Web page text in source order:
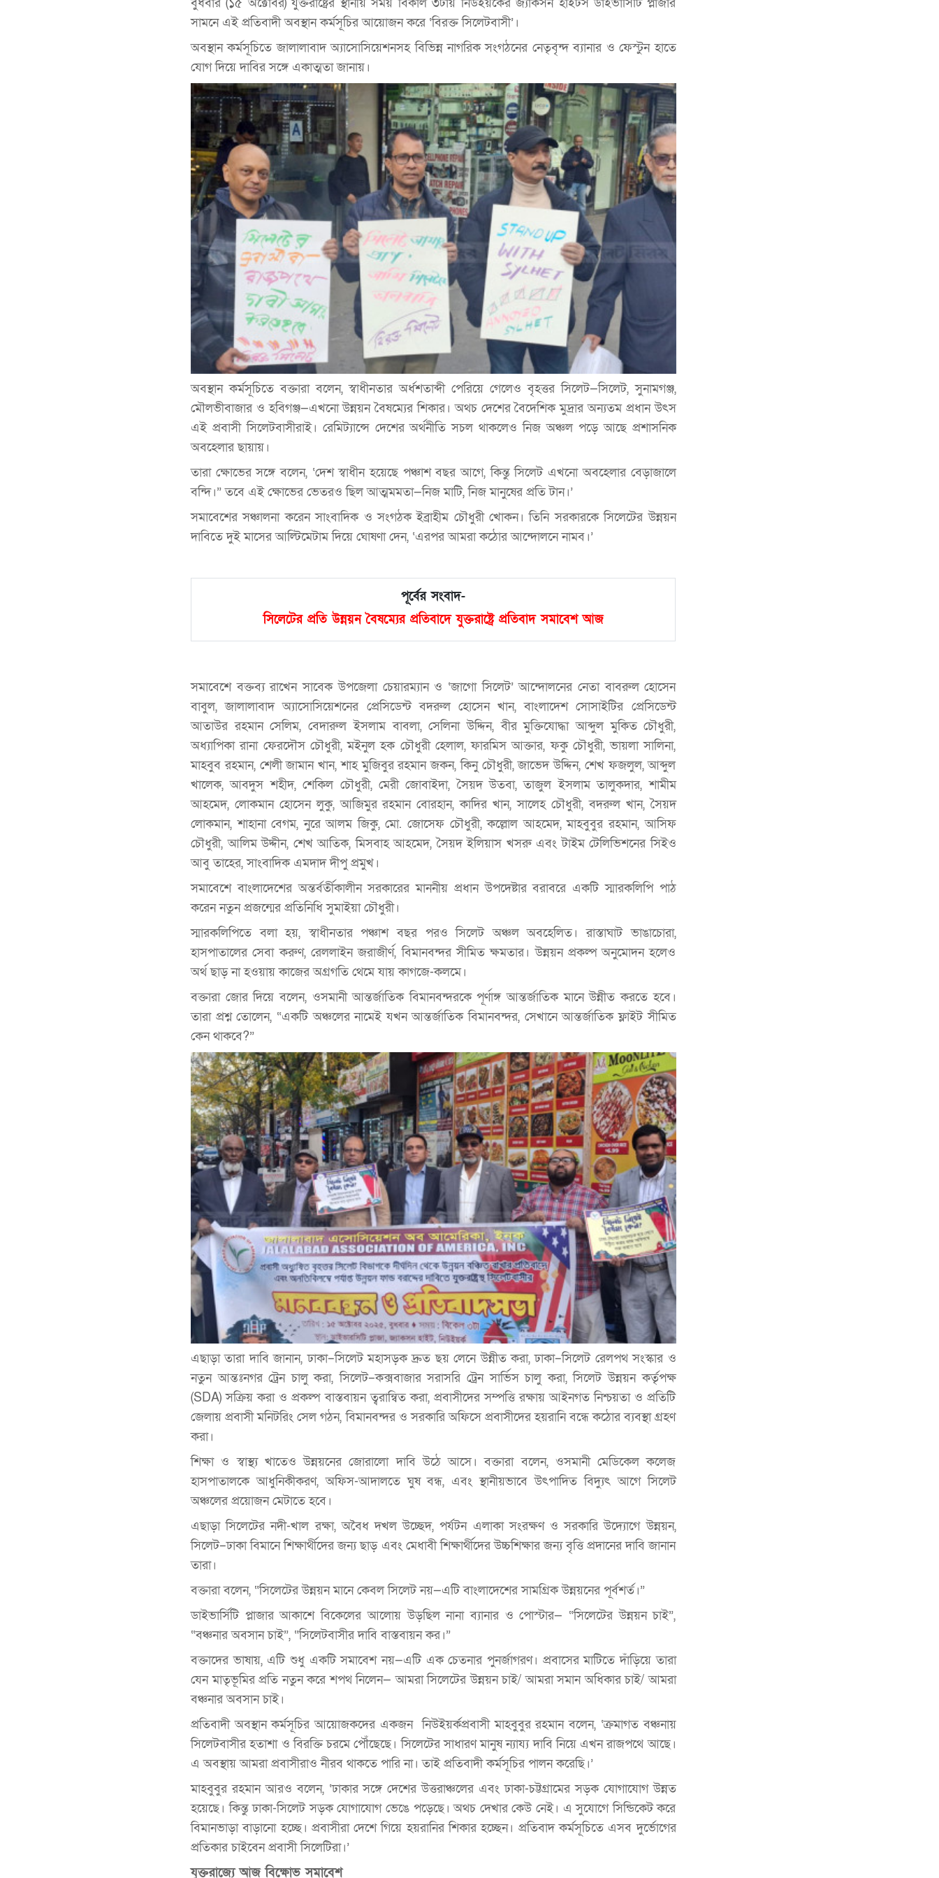
সামনে এই প্রতিবাদী অবস্থান কর্মসূচির আয়োজন করে ‘বিরক্ত সিলেটবাসী’।
অবস্থান কর্মসূচিতে জালালাবাদ অ্যাসোসিয়েশনসহ বিভিন্ন নাগরিক সংগঠনের নেতৃবৃন্দ ব্যানার ও ফেস্টুন হাতে
যোগ দিয়ে দাবির সঙ্গে একাত্মতা জানায়।
অবস্থান কর্মসূচিতে বক্তারা বলেন, স্বাধীনতার অর্ধশতাব্দী পেরিয়ে গেলেও বৃহত্তর সিলেট—সিলেট, সুনামগঞ্জ,
মৌলভীবাজার ও হবিগঞ্জ—এখনো উন্নয়ন বৈষম্যের শিকার। অথচ দেশের বৈদেশিক মুদ্রার অন্যতম প্রধান উৎস
এই প্রবাসী সিলেটবাসীরাই। রেমিট্যান্সে দেশের অর্থনীতি সচল থাকলেও নিজ অঞ্চল পড়ে আছে প্রশাসনিক
অবহেলার ছায়ায়।
তারা ক্ষোভের সঙ্গে বলেন, ‘দেশ স্বাধীন হয়েছে পঞ্চাশ বছর আগে, কিন্তু সিলেট এখনো অবহেলার বেড়াজালে
বন্দি।” তবে এই ক্ষোভের ভেতরও ছিল আত্মমমতা—নিজ মাটি, নিজ মানুষের প্রতি টান।’
সমাবেশের সঞ্চালনা করেন সাংবাদিক ও সংগঠক ইব্রাহীম চৌধুরী খোকন। তিনি সরকারকে সিলেটের উন্নয়ন
দাবিতে দুই মাসের আল্টিমেটাম দিয়ে ঘোষণা দেন, ‘এরপর আমরা কঠোর আন্দোলনে নামব।’
পূর্বের সংবাদ-
সিলেটের প্রতি উন্নয়ন বৈষম্যের প্রতিবাদে যুক্তরাষ্ট্রে প্রতিবাদ সমাবেশ আজ
সমাবেশে বক্তব্য রাখেন সাবেক উপজেলা চেয়ারম্যান ও ‘জাগো সিলেট’ আন্দোলনের নেতা বাবরুল হোসেন
বাবুল, জালালাবাদ অ্যাসোসিয়েশনের প্রেসিডেন্ট বদরুল হোসেন খান, বাংলাদেশ সোসাইটির প্রেসিডেন্ট
আতাউর রহমান সেলিম, বেদারুল ইসলাম বাবলা, সেলিনা উদ্দিন, বীর মুক্তিযোদ্ধা আব্দুল মুকিত চৌধুরী,
অধ্যাপিকা রানা ফেরদৌস চৌধুরী, মইনুল হক চৌধুরী হেলাল, ফারমিস আক্তার, ফকু চৌধুরী, ভায়লা সালিনা,
মাহবুব রহমান, শেলী জামান খান, শাহ মুজিবুর রহমান জকন, কিনু চৌধুরী, জাভেদ উদ্দিন, শেখ ফজলুল, আব্দুল
খালেক, আবদুস শহীদ, শেকিল চৌধুরী, মেরী জোবাইদা, সৈয়দ উতবা, তাজুল ইসলাম তালুকদার, শামীম
আহমেদ, লোকমান হোসেন লুকু, আজিমুর রহমান বোরহান, কাদির খান, সালেহ চৌধুরী, বদরুল খান, সৈয়দ
লোকমান, শাহানা বেগম, নুরে আলম জিকু, মো. জোসেফ চৌধুরী, কল্লোল আহমেদ, মাহবুবুর রহমান, আসিফ
চৌধুরী, আলিম উদ্দীন, শেখ আতিক, মিসবাহ আহমেদ, সৈয়দ ইলিয়াস খসরু এবং টাইম টেলিভিশনের সিইও
আবু তাহের, সাংবাদিক এমদাদ দীপু প্রমুখ।
সমাবেশে বাংলাদেশের অন্তর্বর্তীকালীন সরকারের মাননীয় প্রধান উপদেষ্টার বরাবরে একটি স্মারকলিপি পাঠ
করেন নতুন প্রজন্মের প্রতিনিধি সুমাইয়া চৌধুরী।
স্মারকলিপিতে বলা হয়, স্বাধীনতার পঞ্চাশ বছর পরও সিলেট অঞ্চল অবহেলিত। রাস্তাঘাট ভাঙাচোরা,
হাসপাতালের সেবা করুণ, রেললাইন জরাজীর্ণ, বিমানবন্দর সীমিত ক্ষমতার। উন্নয়ন প্রকল্প অনুমোদন হলেও
অর্থ ছাড় না হওয়ায় কাজের অগ্রগতি থেমে যায় কাগজে-কলমে।
বক্তারা জোর দিয়ে বলেন, ওসমানী আন্তর্জাতিক বিমানবন্দরকে পূর্ণাঙ্গ আন্তর্জাতিক মানে উন্নীত করতে হবে।
তারা প্রশ্ন তোলেন, “একটি অঞ্চলের নামেই যখন আন্তর্জাতিক বিমানবন্দর, সেখানে আন্তর্জাতিক ফ্লাইট সীমিত
কেন থাকবে?”
এছাড়া তারা দাবি জানান, ঢাকা–সিলেট মহাসড়ক দ্রুত ছয় লেনে উন্নীত করা, ঢাকা–সিলেট রেলপথ সংস্কার ও
নতুন আন্তঃনগর ট্রেন চালু করা, সিলেট–কক্সবাজার সরাসরি ট্রেন সার্ভিস চালু করা, সিলেট উন্নয়ন কর্তৃপক্ষ
(SDA) সক্রিয় করা ও প্রকল্প বাস্তবায়ন ত্বরান্বিত করা, প্রবাসীদের সম্পত্তি রক্ষায় আইনগত নিশ্চয়তা ও প্রতিটি
জেলায় প্রবাসী মনিটরিং সেল গঠন, বিমানবন্দর ও সরকারি অফিসে প্রবাসীদের হয়রানি বন্ধে কঠোর ব্যবস্থা গ্রহণ
করা।
শিক্ষা ও স্বাস্থ্য খাতেও উন্নয়নের জোরালো দাবি উঠে আসে। বক্তারা বলেন, ওসমানী মেডিকেল কলেজ
হাসপাতালকে আধুনিকীকরণ, অফিস-আদালতে ঘুষ বন্ধ, এবং স্থানীয়ভাবে উৎপাদিত বিদ্যুৎ আগে সিলেট
অঞ্চলের প্রয়োজন মেটাতে হবে।
এছাড়া সিলেটের নদী-খাল রক্ষা, অবৈধ দখল উচ্ছেদ, পর্যটন এলাকা সংরক্ষণ ও সরকারি উদ্যোগে উন্নয়ন,
সিলেট–ঢাকা বিমানে শিক্ষার্থীদের জন্য ছাড় এবং মেধাবী শিক্ষার্থীদের উচ্চশিক্ষার জন্য বৃত্তি প্রদানের দাবি জানান
তারা।
বক্তারা বলেন, “সিলেটের উন্নয়ন মানে কেবল সিলেট নয়—এটি বাংলাদেশের সামগ্রিক উন্নয়নের পূর্বশর্ত।”
ডাইভার্সিটি প্লাজার আকাশে বিকেলের আলোয় উড়ছিল নানা ব্যানার ও পোস্টার— “সিলেটের উন্নয়ন চাই”,
“বঞ্চনার অবসান চাই”, “সিলেটবাসীর দাবি বাস্তবায়ন কর।”
বক্তাদের ভাষায়, এটি শুধু একটি সমাবেশ নয়—এটি এক চেতনার পুনর্জাগরণ। প্রবাসের মাটিতে দাঁড়িয়ে তারা
যেন মাতৃভূমির প্রতি নতুন করে শপথ নিলেন— আমরা সিলেটের উন্নয়ন চাই/ আমরা সমান অধিকার চাই/ আমরা
বঞ্চনার অবসান চাই।
প্রতিবাদী অবস্থান কর্মসূচির আয়োজকদের একজন নিউইয়র্কপ্রবাসী মাহবুবুর রহমান বলেন, ‘ক্রমাগত বঞ্চনায়
সিলেটবাসীর হতাশা ও বিরক্তি চরমে পৌঁছেছে। সিলেটের সাধারণ মানুষ ন্যায্য দাবি নিয়ে এখন রাজপথে আছে।
এ অবস্থায় আমরা প্রবাসীরাও নীরব থাকতে পারি না। তাই প্রতিবাদী কর্মসূচির পালন করেছি।’
মাহবুবুর রহমান আরও বলেন, ‘ঢাকার সঙ্গে দেশের উত্তরাঞ্চলের এবং ঢাকা-চট্টগ্রামের সড়ক যোগাযোগ উন্নত
হয়েছে। কিন্তু ঢাকা-সিলেট সড়ক যোগাযোগ ভেঙে পড়েছে। অথচ দেখার কেউ নেই। এ সুযোগে সিন্ডিকেট করে
বিমানভাড়া বাড়ানো হচ্ছে। প্রবাসীরা দেশে গিয়ে হয়রানির শিকার হচ্ছেন। প্রতিবাদ কর্মসূচিতে এসব দুর্ভোগের
প্রতিকার চাইবেন প্রবাসী সিলেটিরা।’
যুক্তরাজ্যে আজ বিক্ষোভ সমাবেশ